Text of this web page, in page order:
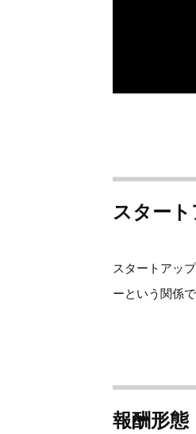
スター
スタートアッ
ーという関係
報酬形態